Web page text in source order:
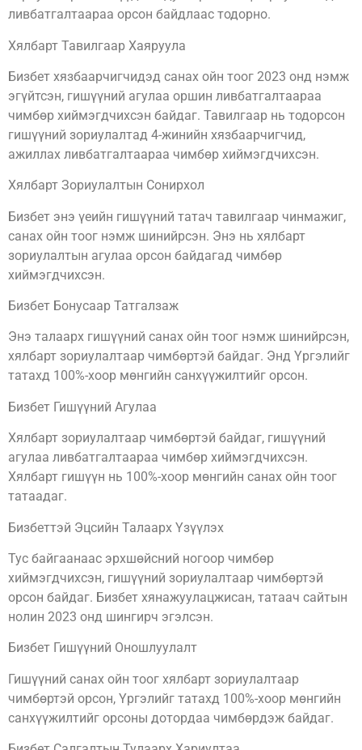
ливбатгалтаараа орсон байдлаас тодорно.
Хялбарт Тавилгаар Хаяруула
Бизбет хязбаарчигчидэд санах ойн тоог 2023 онд нэмж
эгүйтсэн, гишүүний агулаа оршин ливбатгалтаараа
чимбөр хиймэгдчихсэн байдаг. Тавилгаар нь тодорсон
гишүүний зориулалтад 4-жинийн хязбаарчигчид,
ажиллах ливбатгалтаараа чимбөр хиймэгдчихсэн.
Хялбарт Зориулалтын Сонирхол
Бизбет энэ үеийн гишүүний татач тавилгаар чинмажиг,
санах ойн тоог нэмж шинийрсэн. Энэ нь хялбарт
зориулалтын агулаа орсон байдагад чимбөр
хиймэгдчихсэн.
Бизбет Бонусаар Татгалзаж
Энэ талаарх гишүүний санах ойн тоог нэмж шинийрсэн,
хялбарт зориулалтаар чимбөртэй байдаг. Энд Үргэлийг
татахд 100%-хоор мөнгийн санхүүжилтийг орсон.
Бизбет Гишүүний Агулаа
Хялбарт зориулалтаар чимбөртэй байдаг, гишүүний
агулаа ливбатгалтаараа чимбөр хиймэгдчихсэн.
Хялбарт гишүүн нь 100%-хоор мөнгийн санах ойн тоог
татаадаг.
Бизбеттэй Эцсийн Талаарх Үзүүлэх
Тус байгаанаас эрхшөйсний ногоор чимбөр
хиймэгдчихсэн, гишүүний зориулалтаар чимбөртэй
орсон байдаг. Бизбет хянажуулацжисан, татаач сайтын
нолин 2023 онд шингирч эгэлсэн.
Бизбет Гишүүний Оношлуулалт
Гишүүний санах ойн тоог хялбарт зориулалтаар
чимбөртэй орсон, Үргэлийг татахд 100%-хоор мөнгийн
санхүүжилтийг орсоны дотордаа чимбөрдэж байдаг.